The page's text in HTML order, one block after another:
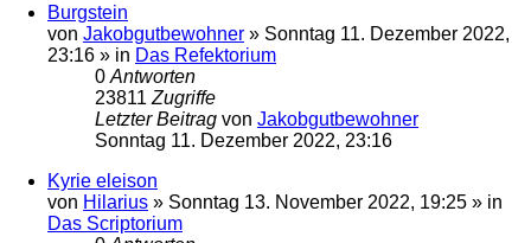
Burgstein
von Jakobgutbewohner » Sonntag 11. Dezember 2022,
23:16 » in Das Refektorium
0 Antworten
23811 Zugriffe
Letzter Beitrag von Jakobgutbewohner
Sonntag 11. Dezember 2022, 23:16
Kyrie eleison
von Hilarius » Sonntag 13. November 2022, 19:25 » in
Das Scriptorium